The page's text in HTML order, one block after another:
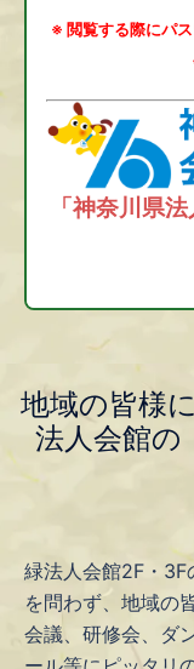
※ 閲覧する際にパ
「神奈川県
地域の皆様
法人会館の
緑法人会館2F・3F
を問わず、地域の
会議、研修会、ダ